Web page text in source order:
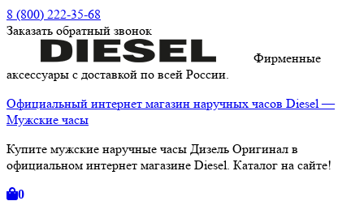
8 (800) 222-35-68
Заказать обратный звонок
Фирменные
аксессуары с доставкой по всей России.
Официальный интернет магазин наручных часов Diesel —
Мужские часы
Купите мужские наручные часы Дизель Оригинал в
официальном интернет магазине Diesel. Каталог на сайте!
0